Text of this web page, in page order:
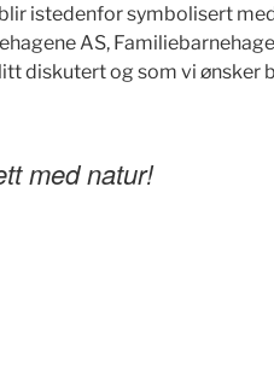
istedenfor symbolisert
AS,
diskutert og som vi ønsker
med natur!